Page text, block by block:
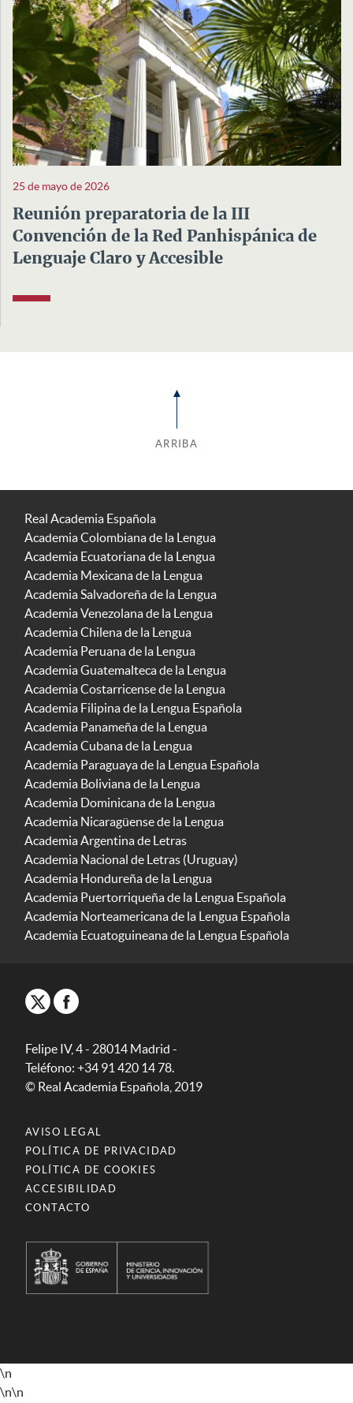
25 de mayo de 2026
Reunión preparatoria de la III
Convención de la Red Panhispánica de
Lenguaje Claro y Accesible
ARRIBA
Real Academia Española
Academia Colombiana de la Lengua
Academia Ecuatoriana de la Lengua
Academia Mexicana de la Lengua
Academia Salvadoreña de la Lengua
Academia Venezolana de la Lengua
Academia Chilena de la Lengua
Academia Peruana de la Lengua
Academia Guatemalteca de la Lengua
Academia Costarricense de la Lengua
Academia Filipina de la Lengua Española
Academia Panameña de la Lengua
Academia Cubana de la Lengua
Academia Paraguaya de la Lengua Española
Academia Boliviana de la Lengua
Academia Dominicana de la Lengua
Academia Nicaragüense de la Lengua
Academia Argentina de Letras
Academia Nacional de Letras (Uruguay)
Academia Hondureña de la Lengua
Academia Puertorriqueña de la Lengua Española
Academia Norteamericana de la Lengua Española
Academia Ecuatoguineana de la Lengua Española
Felipe IV, 4 - 28014 Madrid -
Teléfono: +34 91 420 14 78.
© Real Academia Española, 2019
AVISO LEGAL
POLÍTICA DE PRIVACIDAD
POLÍTICA DE COOKIES
ACCESIBILIDAD
CONTACTO
\n
\n\n